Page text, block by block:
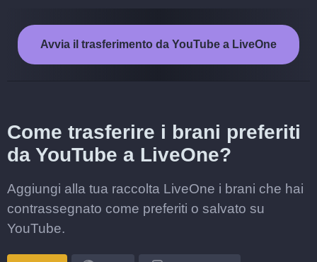
Avvia il trasferimento da YouTube a LiveOne
Come trasferire i brani preferiti
da YouTube a LiveOne?
Aggiungi alla tua raccolta LiveOne i brani che hai
contrassegnato come preferiti o salvato su
YouTube.